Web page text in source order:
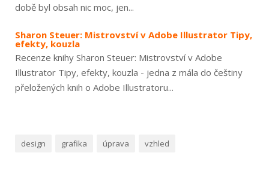
době byl obsah nic moc, jen...
Sharon Steuer: Mistrovství v Adobe Illustrator Tipy,
efekty, kouzla
Recenze knihy Sharon Steuer: Mistrovství v Adobe
Illustrator Tipy, efekty, kouzla - jedna z mála do češtiny
přeložených knih o Adobe Illustratoru...
design grafika úprava vzhled